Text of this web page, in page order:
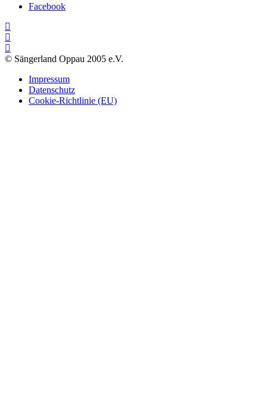
Facebook
© Sängerland Oppau 2005 e.V.
Impressum
Datenschutz
Cookie-Richtlinie (EU)